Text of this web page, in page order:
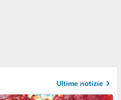
Ultime notizie